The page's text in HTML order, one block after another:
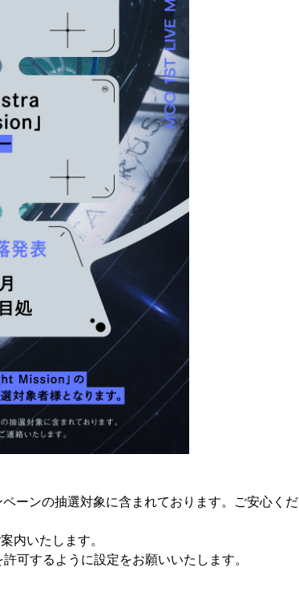
ーンの抽選対象に含まれております。ご安心くだ
内いたします。
可するように設定をお願いいたします。